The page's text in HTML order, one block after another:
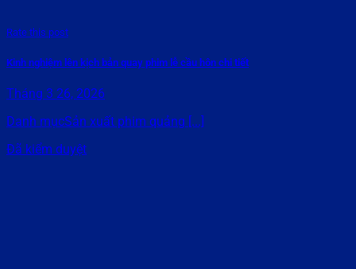
Rate this post
Kinh nghiệm lên kịch bản quay phim lễ cầu hôn chi tiết
Tháng 3 26, 2026
Danh mụcSản xuất phim quảng [...]
Đã kiểm duyệt